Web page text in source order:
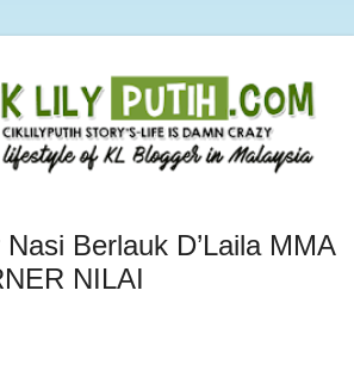
Berlauk D’Laila MMA
NILAI